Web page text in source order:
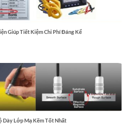
Giúp Tiết Kiệm Chi Phí Đáng Kể
Dày Lớp Mạ Kẽm Tốt Nhất